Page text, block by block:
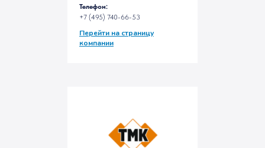
Телефон:
+7 (495) 740-66-53
Перейти на страницу
компании